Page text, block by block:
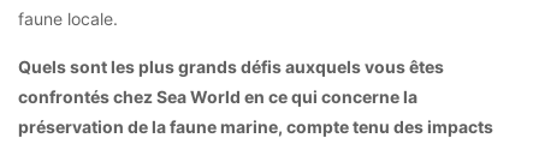
faune locale.
Quels sont les plus grands défis auxquels vous êtes
confrontés chez Sea World en ce qui concerne la
préservation de la faune marine, compte tenu des impacts